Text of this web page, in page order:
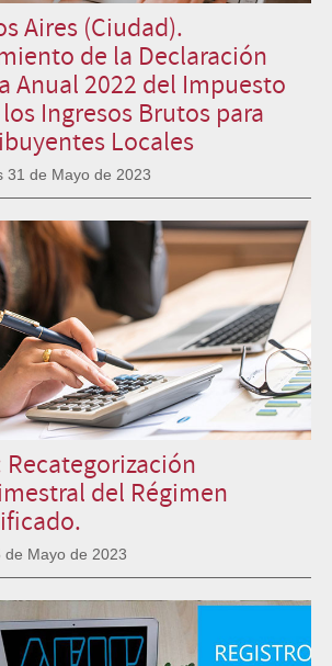
Aires (Ciudad).
de la Declaración
Anual 2022 del Impuesto
Ingresos Brutos para
Locales
31 de Mayo de 2023
Recategorización
del Régimen
de Mayo de 2023